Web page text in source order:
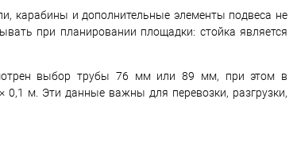
карабины и дополнительные элементы подвеса не
при планировании площадки: стойка является
выбор трубы 76 мм или 89 мм, при этом в
0,1 м. Эти данные важны для перевозки, разгрузки,